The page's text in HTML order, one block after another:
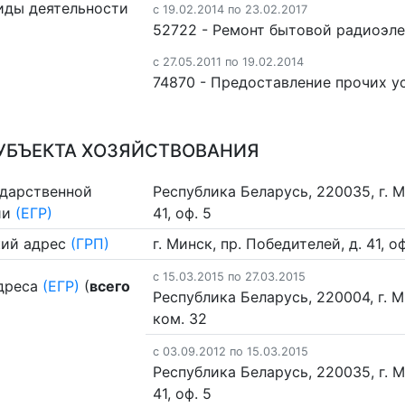
деятельности c 19.02.2014 по 23.02.2017
52722 - Ремонт бытовой
c 27.05.2011 по 19.02.2014
74870 - Предоставление прочих
ХОЗЯЙСТВОВАНИЯ
(ЕГР)
Республика Беларусь, 220035, г.
41, оф. 5
адрес (ГРП) г. Минск, пр. Победителей, д. 41,
(ЕГР) (всего
c 15.03.2015 по 27.03.2015
Республика Беларусь, 220004, г.
ком. 32
c 03.09.2012 по 15.03.2015
Республика Беларусь, 220035, г.
41, оф. 5